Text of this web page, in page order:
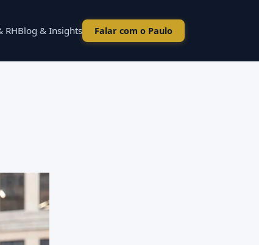
RHBlog & Insights Falar com o Paulo